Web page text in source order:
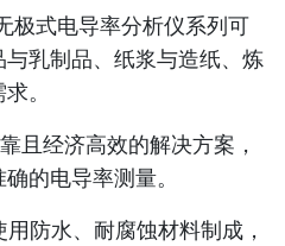
极式电导率分析仪系列可
乳制品、纸浆与造纸、炼
。
且经济高效的解决方案，
的电导率测量。
防水、耐腐蚀材料制成，